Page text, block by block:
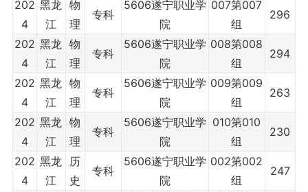
202
4
黑龙
江
物
理
专科
5606遂宁职业学
院
007第007
组
296
202
4
黑龙
江
物
理
专科
5606遂宁职业学
院
008第008
组
294
202
4
黑龙
江
物
理
专科
5606遂宁职业学
院
009第009
组
263
202
4
黑龙
江
物
理
专科
5606遂宁职业学
院
010第010
组
230
202
4
黑龙
江
历
史
专科
5606遂宁职业学
院
002第002
组
247